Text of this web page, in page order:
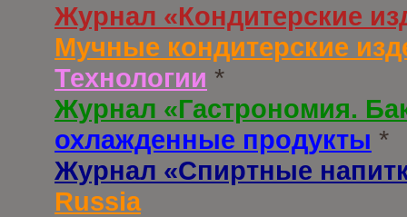
Журнал «Кондитерские
Мучные кондитерские
Технологии *
Журнал «Гастрономия.
охлажденные продукты *
Журнал «Спиртные
Russia